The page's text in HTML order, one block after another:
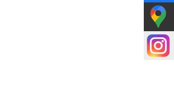
główna